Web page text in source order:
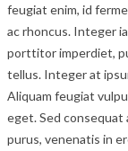
feugiat enim, id
ac rhoncus. Integer
porttitor imperdiet,
tellus. Integer at
Aliquam feugiat
eget. Sed consequat
purus, venenatis in